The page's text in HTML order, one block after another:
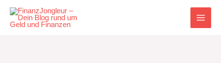
Inhalt
springen